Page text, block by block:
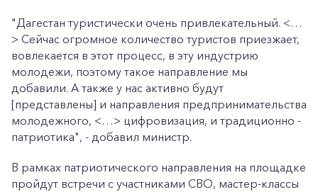
"Дагестан туристически очень привлекательный. <…
> Сейчас огромное количество туристов приезжает,
вовлекается в этот процесс, в эту индустрию
молодежи, поэтому такое направление мы
добавили. А также у нас активно будут
[представлены] и направления предпринимательства
молодежного, <…> цифровизация, и традиционно -
патриотика", - добавил министр.
В рамках патриотического направления на площадке
пройдут встречи с участниками СВО, мастер-классы